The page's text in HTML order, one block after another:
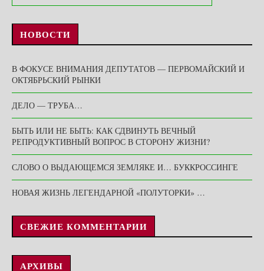
НОВОСТИ
В ФОКУСЕ ВНИМАНИЯ ДЕПУТАТОВ — ПЕРВОМАЙСКИЙ И
ОКТЯБРЬСКИЙ РЫНКИ
ДЕЛО — ТРУБА…
БЫТЬ ИЛИ НЕ БЫТЬ: КАК СДВИНУТЬ ВЕЧНЫЙ
РЕПРОДУКТИВНЫЙ ВОПРОС В СТОРОНУ ЖИЗНИ?
СЛОВО О ВЫДАЮЩЕМСЯ ЗЕМЛЯКЕ И… БУККРОССИНГЕ
НОВАЯ ЖИЗНЬ ЛЕГЕНДАРНОЙ «ПОЛУТОРКИ» …
СВЕЖИЕ КОММЕНТАРИИ
АРХИВЫ